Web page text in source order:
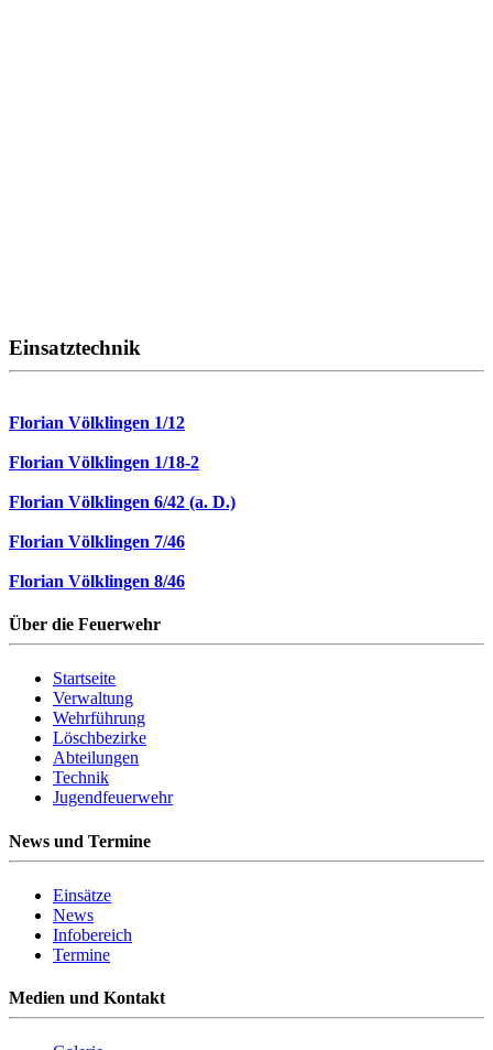
Einsatztechnik
Florian Völklingen 1/12
Florian Völklingen 1/18-2
Florian Völklingen 6/42 (a. D.)
Florian Völklingen 7/46
Florian Völklingen 8/46
Über die Feuerwehr
Startseite
Verwaltung
Wehrführung
Löschbezirke
Abteilungen
Technik
Jugendfeuerwehr
News und Termine
Einsätze
News
Infobereich
Termine
Medien und Kontakt